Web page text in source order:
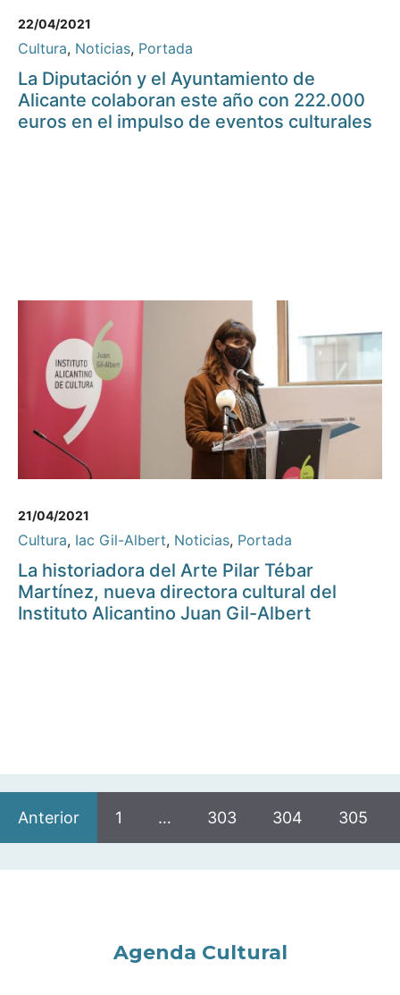
22/04/2021
Cultura, Noticias, Portada
La Diputación y el Ayuntamiento de
Alicante colaboran este año con 222.000
euros en el impulso de eventos culturales
21/04/2021
Cultura, Iac Gil-Albert, Noticias, Portada
La historiadora del Arte Pilar Tébar
Martínez, nueva directora cultural del
Instituto Alicantino Juan Gil-Albert
Anterior 1 … 303 304 305
Agenda Cultural